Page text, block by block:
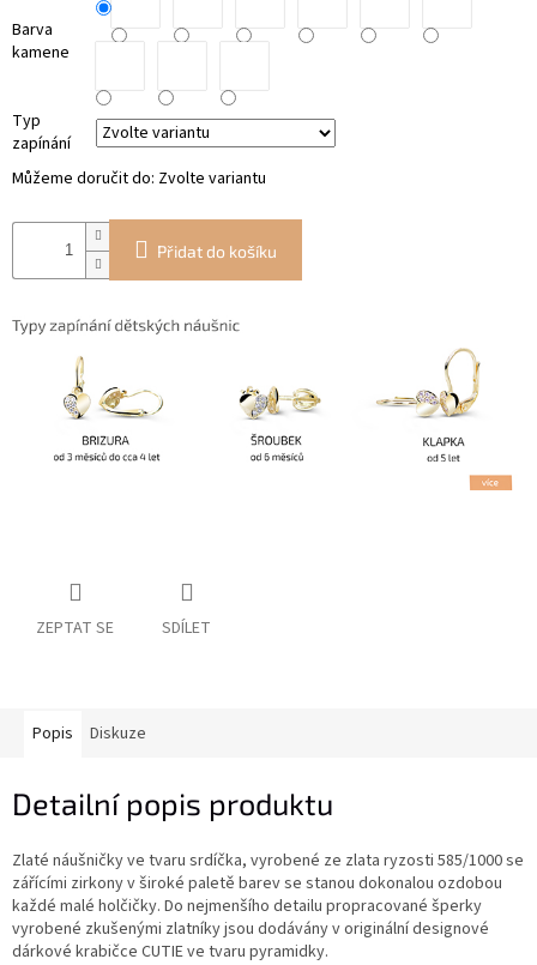
Barva
kamene
Typ
zapínání
Můžeme doručit do: Zvolte variantu
Přidat do košíku
ZEPTAT SE SDÍLET
Popis Diskuze
Detailní popis produktu
Zlaté náušničky ve tvaru srdíčka, vyrobené ze zlata ryzosti 585/1000 se
zářícími zirkony v široké paletě barev se stanou dokonalou ozdobou
každé malé holčičky. Do nejmenšího detailu propracované šperky
vyrobené zkušenými zlatníky jsou dodávány v originální designové
dárkové krabičce CUTIE ve tvaru pyramidky.